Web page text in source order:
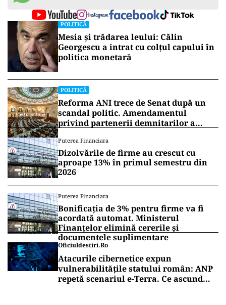
POLITICĂ
Mesia și trădarea leului: Călin
Georgescu a intrat cu colțul capului în
politica monetară
POLITICĂ
Reforma ANI trece de Senat după un
scandal politic. Amendamentul
privind partenerii demnitarilor a
Puterea Financiara
Dizolvările de firme au crescut cu
aproape 13% în primul semestru din
2026
Puterea Financiara
Bonificația de 3% pentru firme va fi
acordată automat. Ministerul
Finanțelor elimină cererile și
documentele suplimentare
Oficiuldestiri.ro
Atacurile cibernetice expun
vulnerabilitățile statului român: ANP
repetă scenariul e‑Terra. Ce ascund